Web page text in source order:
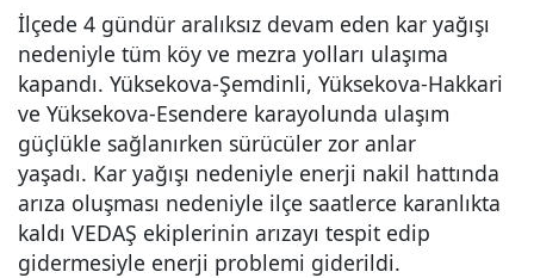
İlçede 4 gündür aralıksız devam eden kar yağışı
nedeniyle tüm köy ve mezra yolları ulaşıma
kapandı. Yüksekova-Şemdinli, Yüksekova-Hakkari
ve Yüksekova-Esendere karayolunda ulaşım
güçlükle sağlanırken sürücüler zor anlar
yaşadı. Kar yağışı nedeniyle enerji nakil hattında
arıza oluşması nedeniyle ilçe saatlerce karanlıkta
kaldı VEDAŞ ekiplerinin arızayı tespit edip
gidermesiyle enerji problemi giderildi.